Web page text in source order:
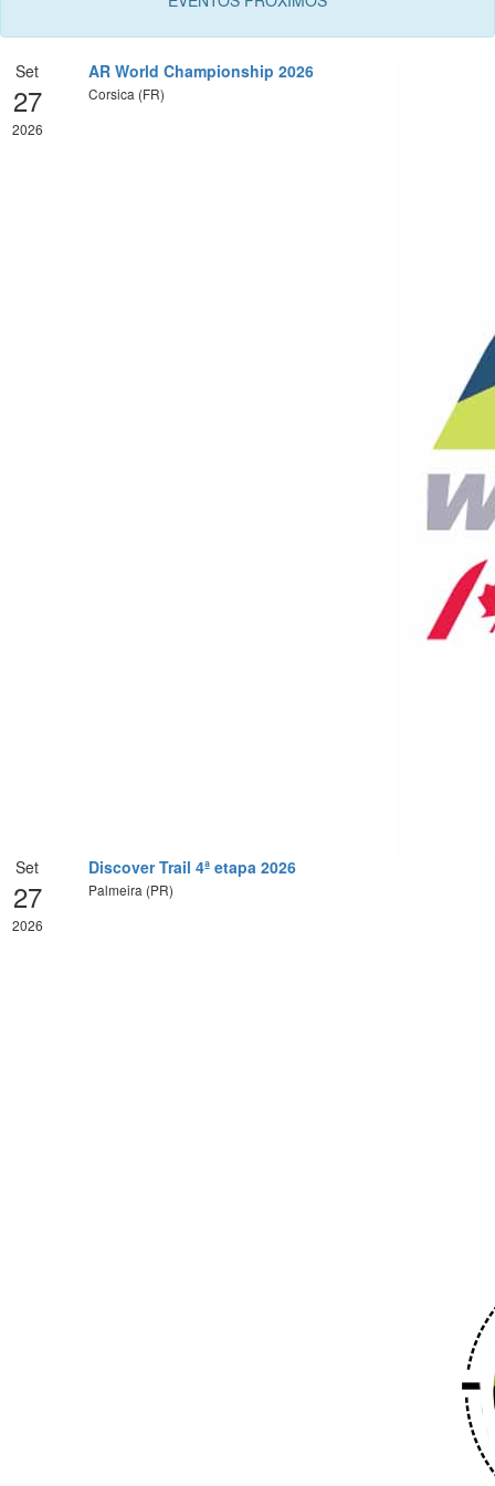
Set
27
2026
AR World Championship 2026
Corsica (FR)
Set
27
2026
Discover Trail 4ª etapa 2026
Palmeira (PR)